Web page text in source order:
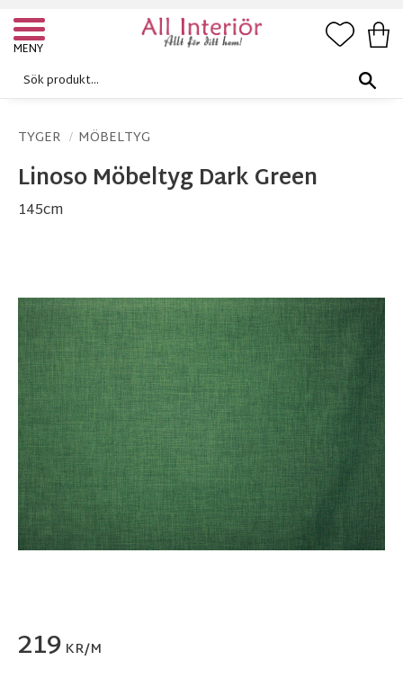
Meny
TYGER MÖBELTYG
Linoso Möbeltyg Dark Green
145cm
219 KR/M